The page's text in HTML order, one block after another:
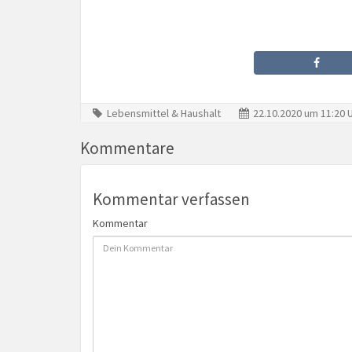
Lebensmittel & Haushalt 22.10.2020 um 11:20
Kommentare
Kommentar verfassen
Kommentar